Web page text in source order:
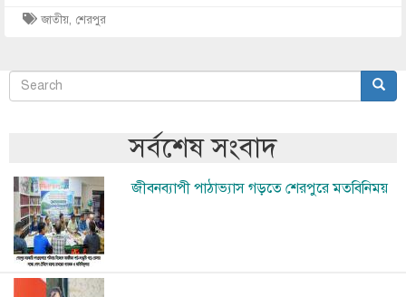
জাতীয়, শেরপুর
অনুসন্ধান
Search
সর্বশেষ সংবাদ
Image জীবনব্যাপী পাঠাভ্যাস গড়তে শেরপুরে মতবিনিময়
Image